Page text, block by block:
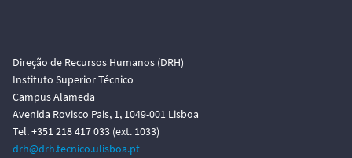
Direção de Recursos Humanos (DRH)
Instituto Superior Técnico
Campus Alameda
Avenida Rovisco Pais, 1, 1049-001 Lisboa
Tel. +351 218 417 033 (ext. 1033)
drh@drh.tecnico.ulisboa.pt